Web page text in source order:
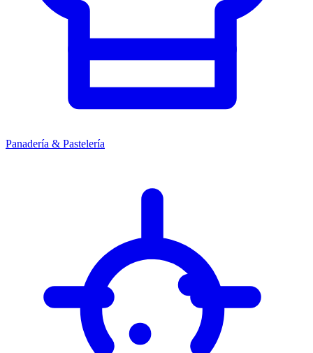
Panadería & Pastelería